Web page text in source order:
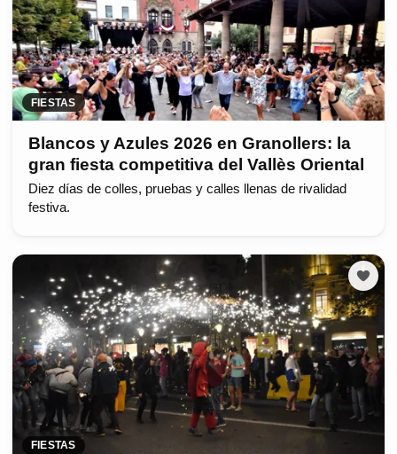
FIESTAS
Blancos y Azules 2026 en Granollers: la
gran fiesta competitiva del Vallès Oriental
Diez días de colles, pruebas y calles llenas de rivalidad
festiva.
FIESTAS